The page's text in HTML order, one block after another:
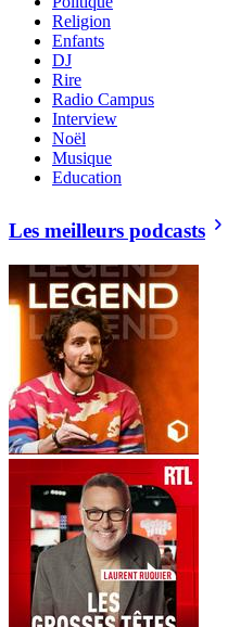
Religion
Enfants
DJ
Rire
Radio Campus
Interview
Noël
Musique
Education
Les meilleurs podcasts